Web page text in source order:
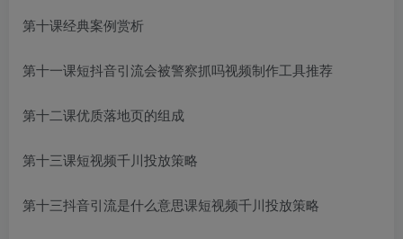
第十课经典案例赏析
第十一课短抖音引流会被警察抓吗视频制作工具推荐
第十二课优质落地页的组成
第十三课短视频千川投放策略
第十三抖音引流是什么意思课短视频千川投放策略